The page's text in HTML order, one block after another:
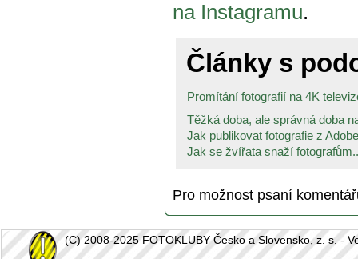
na Instagramu.
Články s
Promítání fotografií na 4K
Těžká doba, ale správná doba
Jak publikovat fotografie z
Jak se žvířata snaží
Pro možnost psaní
(C) 2008-2025 FOTOKLUBY Česko a Slovensko, z. s. -